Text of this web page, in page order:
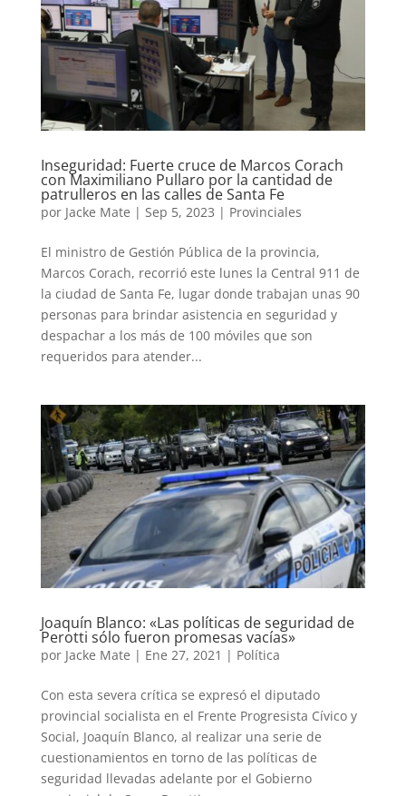
Inseguridad: Fuerte cruce de Marcos Corach
con Maximiliano Pullaro por la cantidad de
patrulleros en las calles de Santa Fe
por Jacke Mate | Sep 5, 2023 | Provinciales
El ministro de Gestión Pública de la provincia,
Marcos Corach, recorrió este lunes la Central 911 de
la ciudad de Santa Fe, lugar donde trabajan unas 90
personas para brindar asistencia en seguridad y
despachar a los más de 100 móviles que son
requeridos para atender...
Joaquín Blanco: «Las políticas de seguridad de
Perotti sólo fueron promesas vacías»
por Jacke Mate | Ene 27, 2021 | Política
Con esta severa crítica se expresó el diputado
provincial socialista en el Frente Progresista Cívico y
Social, Joaquín Blanco, al realizar una serie de
cuestionamientos en torno de las políticas de
seguridad llevadas adelante por el Gobierno